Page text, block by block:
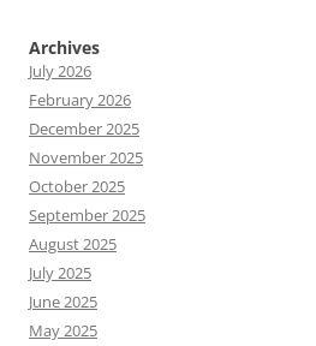
Archives
July 2026
February 2026
December 2025
November 2025
October 2025
September 2025
August 2025
July 2025
June 2025
May 2025